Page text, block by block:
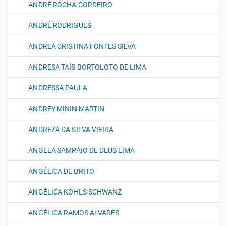
ANDRÉ ROCHA CORDEIRO
ANDRÉ RODRIGUES
ANDREA CRISTINA FONTES SILVA
ANDRESA TAÍS BORTOLOTO DE LIMA
ANDRESSA PAULA
ANDREY MININ MARTIN
ANDREZA DA SILVA VIEIRA
ANGELA SAMPAIO DE DEUS LIMA
ANGÉLICA DE BRITO
ANGÉLICA KOHLS SCHWANZ
ANGÉLICA RAMOS ALVARES